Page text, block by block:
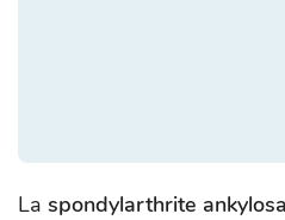
La spondylarthrite